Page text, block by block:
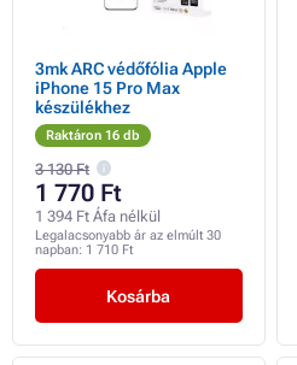
3mk ARC védőfólia Apple
iPhone 15 Pro Max
készülékhez
Raktáron 16 db
3 130 Ft
1 770 Ft
1 394 Ft Áfa nélkül
Legalacsonyabb ár az elmúlt 30
napban: 1 710 Ft
Kosárba